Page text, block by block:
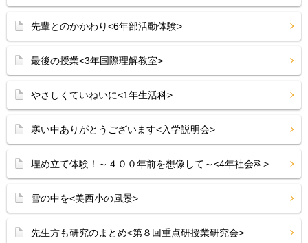
先輩とのかかわり<6年部活動体験>
最後の授業<3年国際理解教室>
やさしくていねいに<1年生活科>
寒い中ありがとうございます<入学説明会>
埋め立て体験！～４００年前を想像して～<4年社会科>
雪の中を<美西小の風景>
先生方も研究のまとめ<第８回重点研授業研究会>